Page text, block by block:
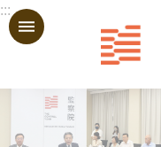
跳到主要內容區塊
:::